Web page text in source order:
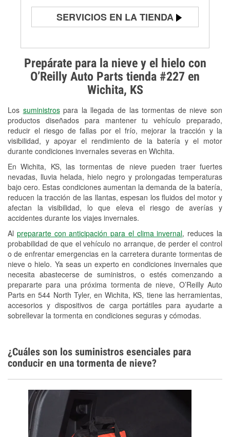
Prepárate para la nieve y el hielo con
O’Reilly Auto Parts tienda #227 en
Wichita, KS
Los suministrospara la llegada de las tormentas de nieve son
productos diseñados para mantener tu vehículo preparado,
reducir el riesgo de fallas por el frío, mejorar la tracción y la
visibilidad, y apoyar el rendimiento de la batería y el motor
durante condiciones invernales severas en Wichita.
En Wichita, KS, las tormentas de nieve pueden traer fuertes
nevadas, lluvia helada, hielo negro y prolongadas temperaturas
bajo cero. Estas condiciones aumentan la demanda de la batería,
reducen la tracción de las llantas, espesan los fluidos del motor y
afectan la visibilidad, lo que eleva el riesgo de averías y
accidentes durante los viajes invernales.
Al prepararte con anticipación para el clima invernal, reduces la
probabilidad de que el vehículo no arranque, de perder el control
o de enfrentar emergencias en la carretera durante tormentas de
nieve o hielo. Ya seas un experto en condiciones invernales que
necesita abastecerse de suministros, o estés comenzando a
prepararte para una próxima tormenta de nieve, O’Reilly Auto
Parts en 544 North Tyler, en Wichita, KS, tiene las herramientas,
accesorios y dispositivos de carga portátiles para ayudarte a
sobrellevar la tormenta en condiciones seguras y cómodas.
SERVICIOS EN LA TIENDA
Prueba de alternadores y
arrancadores
Revisión de la luz "Check Engine"
Reciclaje de baterías y aceite
Instalación de bombillas de faros
Instalación de limpiaparabrisas
Programa de Préstamo de
Herramientas
Rectificación de tambores y discos de
freno
Snowstorm Supplies
Tornado Supplies
Conoce más
¿Cuáles son los suministros esenciales para
conducir en una tormenta de nieve?